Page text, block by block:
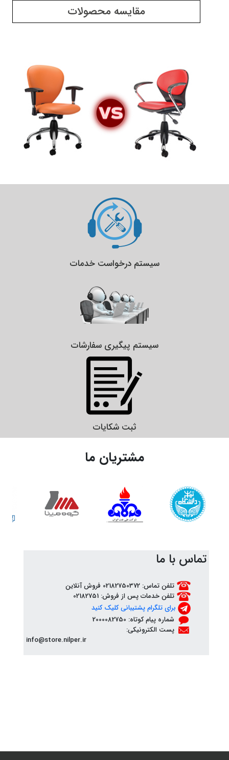
مقایسه محصولات
سیستم درخواست خدمات
سیستم پیگیری سفارشات
ثبت شکایات
مشتریان ما
تماس با ما
تلفن تماس: 02182750372 فروش آنلاین
تلفن خدمات پس از فروش: 02182751
برای تلگرام پشتیبانی کلیک کنید
شماره پیام کوتاه: 2000082750
پست الکترونیکی:
info@store.nilper.ir